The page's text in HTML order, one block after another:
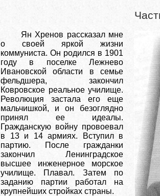
Ян Хренов рассказал мне
о своей яркой жизни
коммуниста. Он родился в 1901
году в поселке Лежнево
Ивановской области в семье
фельдшера, закончил
Ковровское реальное училище.
Революция застала его еще
мальчишкой, и он безоглядно
принял ее идеалы.
Гражданскую войну провоевал
в 13 и 14 армиях. Вступил в
партию. После гражданки
закончил Ленинградское
высшее инженерное морское
училище. Плавал. Затем по
заданию партии работал на
крупнейших стройках страны.